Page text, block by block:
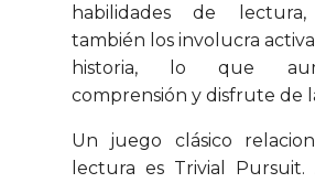
habilidades de
también los involucra
historia, lo que
comprensión y disfrute de
Un juego clásico
lectura es Trivial Pursuit.